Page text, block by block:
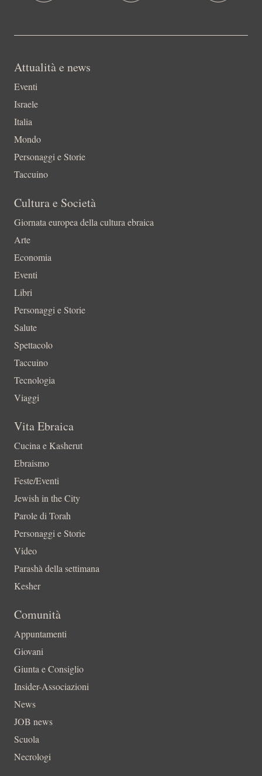
Attualità e news
Eventi
Israele
Italia
Mondo
Personaggi e Storie
Taccuino
Cultura e Società
Giornata europea della cultura ebraica
Arte
Economia
Eventi
Libri
Personaggi e Storie
Salute
Spettacolo
Taccuino
Tecnologia
Viaggi
Vita Ebraica
Cucina e Kasherut
Ebraismo
Feste/Eventi
Jewish in the City
Parole di Torah
Personaggi e Storie
Video
Parashà della settimana
Kesher
Comunità
Appuntamenti
Giovani
Giunta e Consiglio
Insider-Associazioni
News
JOB news
Scuola
Necrologi